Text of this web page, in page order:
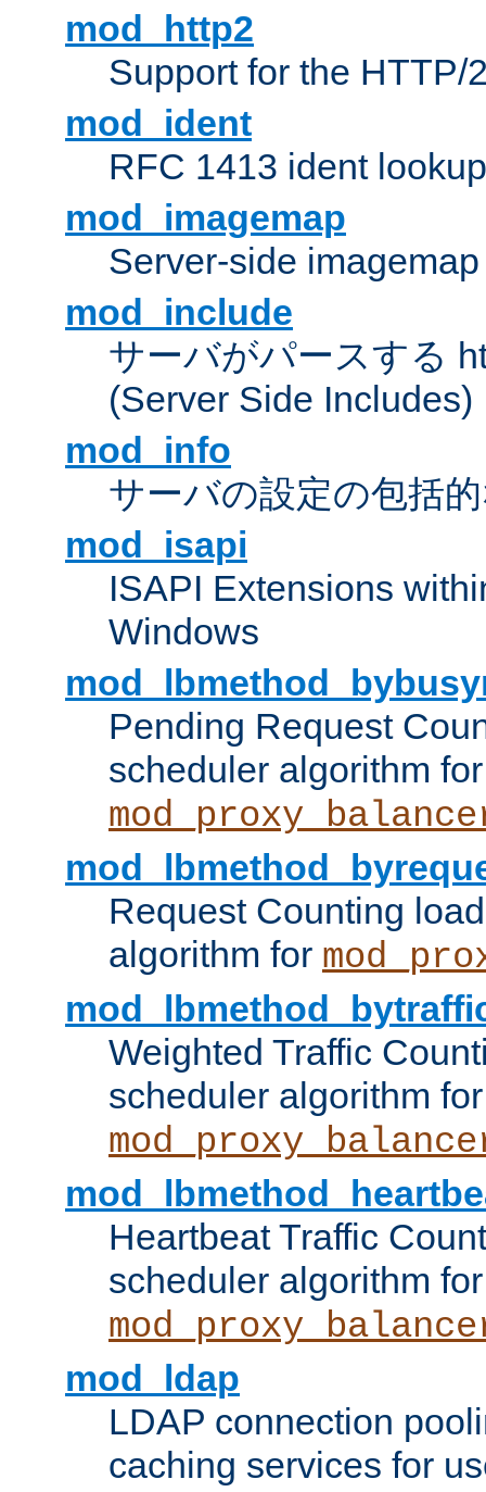
mod_http2
Support for the HTTP/
mod_ident
RFC 1413 ident
mod_imagemap
Server-side
mod_include
サーバがパースする
(Server Side Includes)
mod_info
サーバの設定の包括
mod_isapi
ISAPI Extensions
Windows
Pending Request
scheduler algorithm for
Request Counting
algorithm for
Weighted Traffic
scheduler algorithm for
Heartbeat Traffic
scheduler algorithm for
mod_ldap
LDAP connection
caching services for